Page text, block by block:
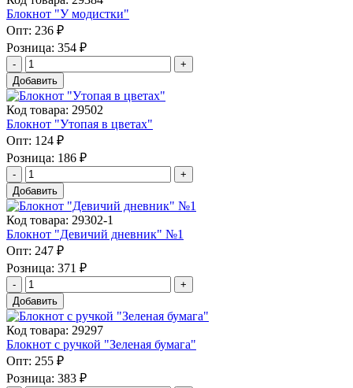
Блокнот "У модистки"
Опт: 236 ₽
Розница: 354 ₽
Добавить
Код товара: 29502
Блокнот "Утопая в цветах"
Опт: 124 ₽
Розница: 186 ₽
Добавить
Код товара: 29302-1
Блокнот "Девичий дневник" №1
Опт: 247 ₽
Розница: 371 ₽
Добавить
Код товара: 29297
Блокнот с ручкой "Зеленая бумага"
Опт: 255 ₽
Розница: 383 ₽